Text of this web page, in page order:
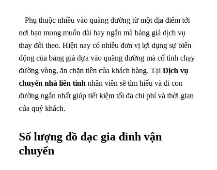
Số lượng đồ đạc gia đình vận
chuyển
Dịch vụ chuyển đồ liên tỉnh cũng là một trong những
yếu tố tác động đến giá. Nếu bạn có nhiều đồ đạc cần vận
chuyển thì phí dịch vụ cao hơn do cần di chuyển nhiều
lần, còn nếu đồ đạc ít thì giá sẽ thấp hơn.
Nếu bạn có quá nhiều đồ đạc cần chuyển đi thì cần huy
động số lượng lớn nhân công và đồng nghĩa với việc chi
phí dịch vụ sẽ cao hơn. Tương tự như vậy, nếu bạn có ít